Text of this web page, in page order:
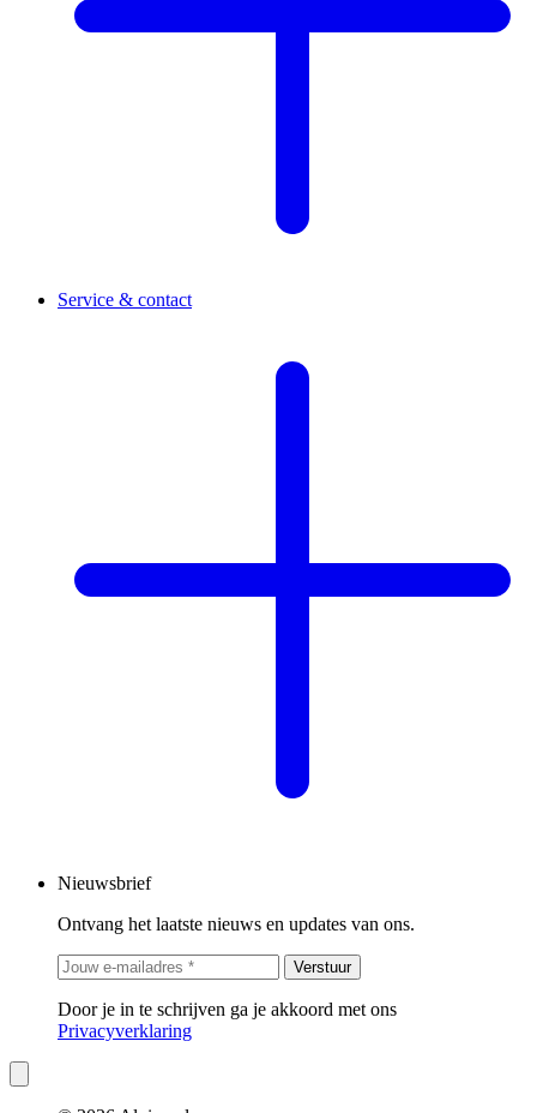
Service & contact
Nieuwsbrief
Ontvang het laatste nieuws en updates van ons.
Verstuur
Door je in te schrijven ga je akkoord met ons
Privacyverklaring